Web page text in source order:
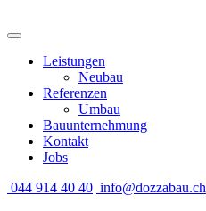
Leistungen
Neubau
Referenzen
Umbau
Bauunternehmung
Kontakt
Jobs
044 914 40 40 info@dozzabau.ch